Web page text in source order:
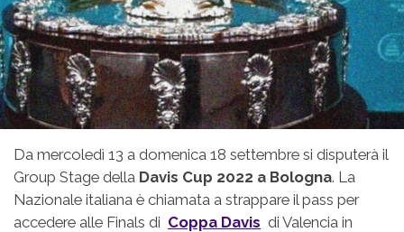
Da mercoledì 13 a domenica 18 settembre si disputerà il
Group Stage della Davis Cup 2022 a Bologna. La
Nazionale italiana è chiamata a strappare il pass per
accedere alle Finals di Coppa Davis di Valencia in